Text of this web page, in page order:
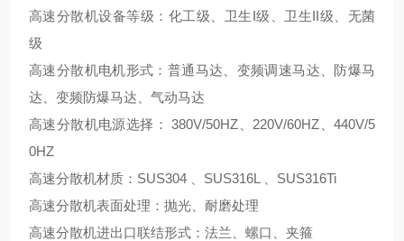
高速分散机设备等级：化工级、卫生I级、卫生II级、无菌
级
高速分散机电机形式：普通马达、变频调速马达、防爆马
达、变频防爆马达、气动马达
高速分散机电源选择： 380V/50HZ、220V/60HZ、440V/5
0HZ
高速分散机材质：SUS304 、SUS316L 、SUS316Ti
高速分散机表面处理：抛光、耐磨处理
高速分散机进出口联结形式：法兰、螺口、夹箍